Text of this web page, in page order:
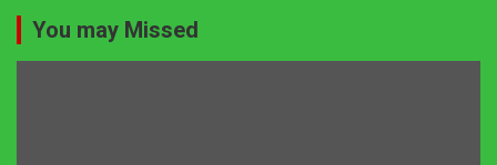
You may Missed